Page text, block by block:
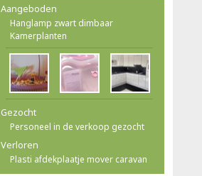
Aangeboden
Hanglamp zwart dimbaar
Kamerplanten
Gezocht
Personeel in de verkoop gezocht
Verloren
Plasti afdekplaatje mover caravan